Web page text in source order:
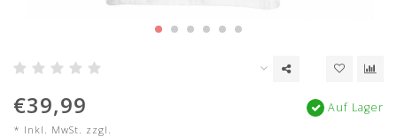
€39,99
* Inkl. MwSt. zzgl.
Auf Lager